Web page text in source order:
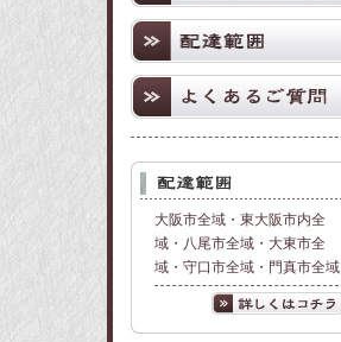
大阪市全域・東大阪市内全
域・八尾市全域・大東市全
域・守口市全域・門真市全域